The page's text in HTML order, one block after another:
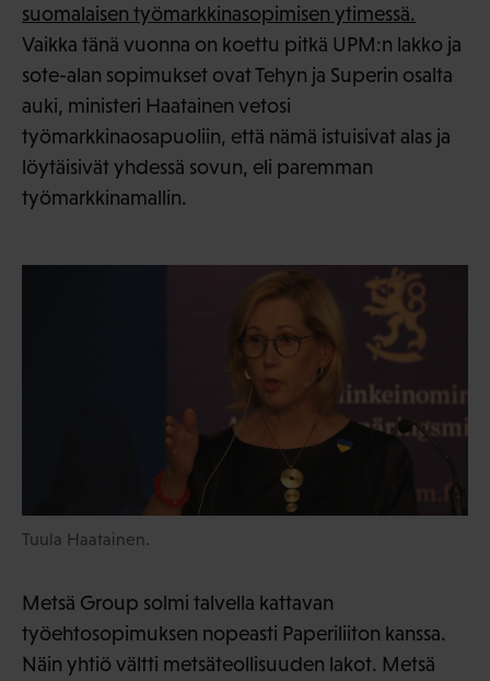
suomalaisen työmarkkinasopimisen ytimessä.
Vaikka tänä vuonna on koettu pitkä UPM:n lakko ja
sote-alan sopimukset ovat Tehyn ja Superin osalta
auki, ministeri Haatainen vetosi
työmarkkinaosapuoliin, että nämä istuisivat alas ja
löytäisivät yhdessä sovun, eli paremman
työmarkkinamallin.
Tuula Haatainen.
Metsä Group solmi talvella kattavan
työehtosopimuksen nopeasti Paperiliiton kanssa.
Näin yhtiö vältti metsäteollisuuden lakot. Metsä